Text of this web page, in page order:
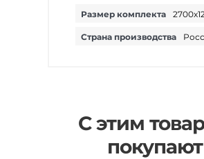
Размер комплекта
Страна производства
С этим
покупают